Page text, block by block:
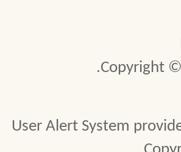
Copyright
User Alert System